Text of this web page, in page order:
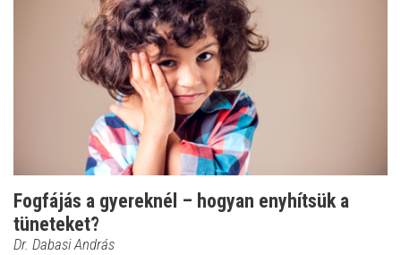
Fogfájás a gyereknél – hogyan enyhítsük a
tüneteket?
Dr. Dabasi András